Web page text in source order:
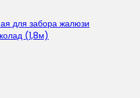
для забора жалюзи
(1,8м)